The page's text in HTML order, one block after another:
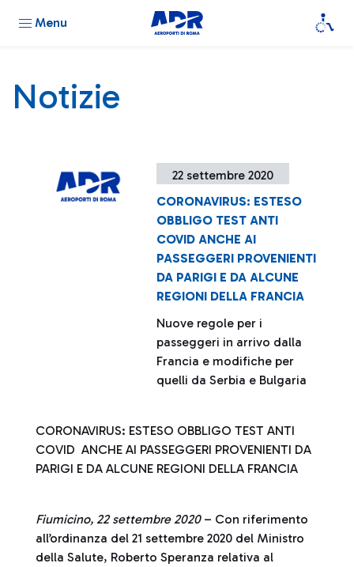
Menu
Notizie
22 settembre 2020
CORONAVIRUS: ESTESO
OBBLIGO TEST ANTI
COVID ANCHE AI
PASSEGGERI PROVENIENTI
DA PARIGI E DA ALCUNE
REGIONI DELLA FRANCIA
Nuove regole per i
passeggeri in arrivo dalla
Francia e modifiche per
quelli da Serbia e Bulgaria
CORONAVIRUS: ESTESO OBBLIGO TEST ANTI
COVID ANCHE AI PASSEGGERI PROVENIENTI DA
PARIGI E DA ALCUNE REGIONI DELLA FRANCIA
Fiumicino, 22 settembre 2020– Con riferimento
all’ordinanza del 21 settembre 2020 del Ministro
della Salute, Roberto Speranza relativa al